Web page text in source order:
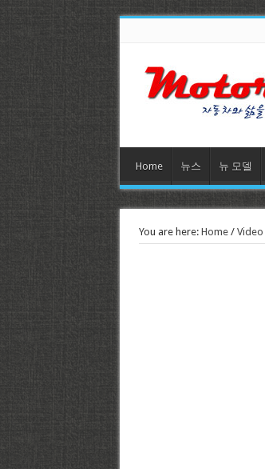
Home 뉴스 뉴 모델
You are here: Home/ Video